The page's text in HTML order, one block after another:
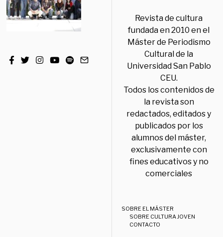
Revista de cultura
fundada en 2010 en el
Máster de Periodismo
Cultural de la
Universidad San Pablo
CEU.
Todos los contenidos de
la revista son
redactados, editados y
publicados por los
alumnos del máster,
exclusivamente con
fines educativos y no
comerciales
SOBRE EL MÁSTER
SOBRE CULTURA JOVEN
CONTACTO